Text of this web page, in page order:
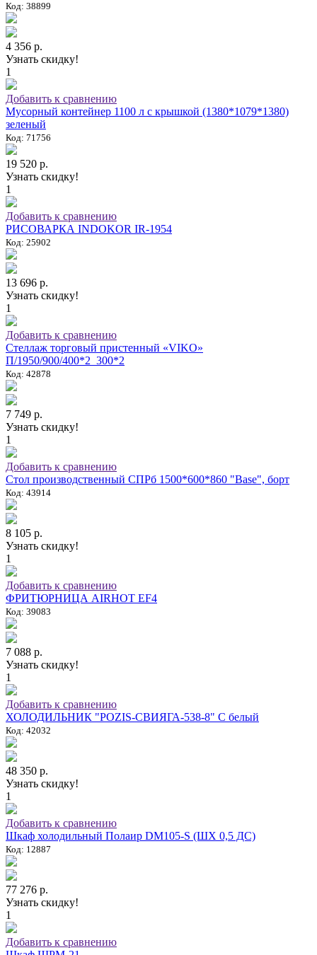
Код: 38899
4 356 р.
Узнать скидку!
1
Добавить к сравнению
Мусорный контейнер 1100 л с крышкой (1380*1079*1380)
зеленый
Код: 71756
19 520 р.
Узнать скидку!
1
Добавить к сравнению
РИСОВАРКА INDOKOR IR-1954
Код: 25902
13 696 р.
Узнать скидку!
1
Добавить к сравнению
Стеллаж торговый пристенный «VIKO»
П/1950/900/400*2_300*2
Код: 42878
7 749 р.
Узнать скидку!
1
Добавить к сравнению
Стол производственный СПРб 1500*600*860 "Base", борт
Код: 43914
8 105 р.
Узнать скидку!
1
Добавить к сравнению
ФРИТЮРНИЦА AIRHOT EF4
Код: 39083
7 088 р.
Узнать скидку!
1
Добавить к сравнению
ХОЛОДИЛЬНИК "POZIS-СВИЯГА-538-8" C белый
Код: 42032
48 350 р.
Узнать скидку!
1
Добавить к сравнению
Шкаф холодильный Полаир DM105-S (ШХ 0,5 ДС)
Код: 12887
77 276 р.
Узнать скидку!
1
Добавить к сравнению